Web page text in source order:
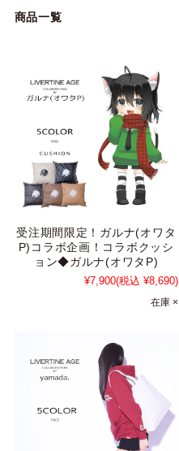
商品一覧
受注期間限定！ガルナ(オワタ
P)コラボ企画！コラボクッシ
ョン◆ガルナ(オワタP)
¥7,900(税込 ¥8,690)
在庫 ×